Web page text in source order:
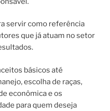
servir como referência
que já atuam no setor
básicos até
escolha de raças,
econômica e os
para quem deseja